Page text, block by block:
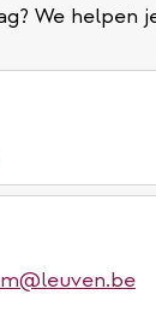
We helpen